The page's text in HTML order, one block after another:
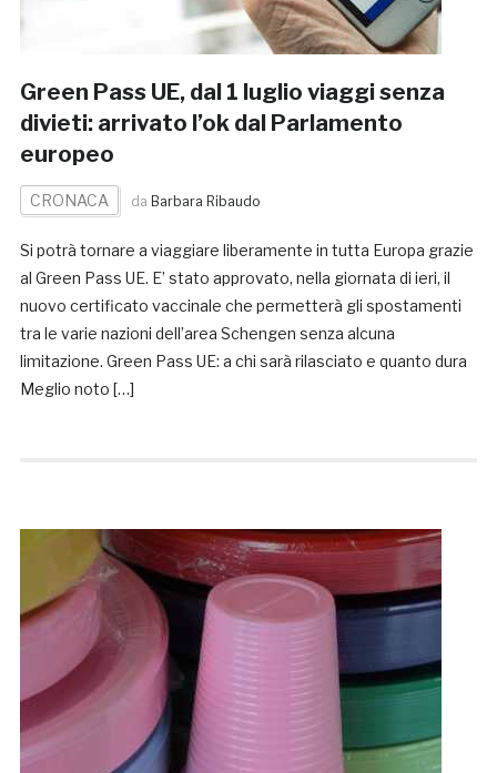
Green Pass UE, dal 1 luglio viaggi senza
divieti: arrivato l’ok dal Parlamento
europeo
CRONACA da Barbara Ribaudo
Si potrà tornare a viaggiare liberamente in tutta Europa grazie
al Green Pass UE. E’ stato approvato, nella giornata di ieri, il
nuovo certificato vaccinale che permetterà gli spostamenti
tra le varie nazioni dell’area Schengen senza alcuna
limitazione. Green Pass UE: a chi sarà rilasciato e quanto dura
Meglio noto […]